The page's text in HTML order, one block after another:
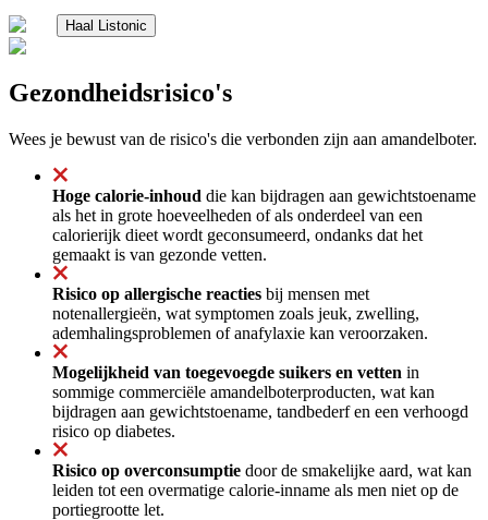
Haal Listonic
Gezondheidsrisico's
Wees je bewust van de risico's die verbonden zijn aan amandelboter.
Hoge calorie-inhoud die kan bijdragen aan gewichtstoename
als het in grote hoeveelheden of als onderdeel van een
calorierijk dieet wordt geconsumeerd, ondanks dat het
gemaakt is van gezonde vetten.
Risico op allergische reacties bij mensen met
notenallergieën, wat symptomen zoals jeuk, zwelling,
ademhalingsproblemen of anafylaxie kan veroorzaken.
Mogelijkheid van toegevoegde suikers en vetten in
sommige commerciële amandelboterproducten, wat kan
bijdragen aan gewichtstoename, tandbederf en een verhoogd
risico op diabetes.
Risico op overconsumptie door de smakelijke aard, wat kan
leiden tot een overmatige calorie-inname als men niet op de
portiegrootte let.